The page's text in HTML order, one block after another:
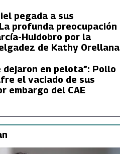
pegada a sus
profunda preocupación
Huidobro por la
de Kathy Orellana
dejaron en pelota”: Pollo
el vaciado de sus
embargo del CAE